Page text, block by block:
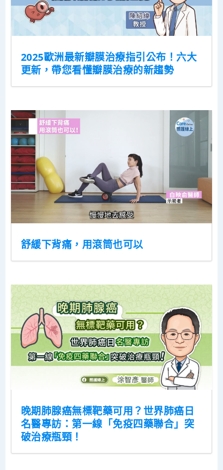
2025歐洲最新瓣膜治療指引公布！六大
更新，帶您看懂瓣膜治療的新趨勢
舒緩下背痛，用滾筒也可以
晚期肺腺癌無標靶藥可用？世界肺癌日
名醫專訪：第一線「免疫四藥聯合」突
破治療瓶頸！